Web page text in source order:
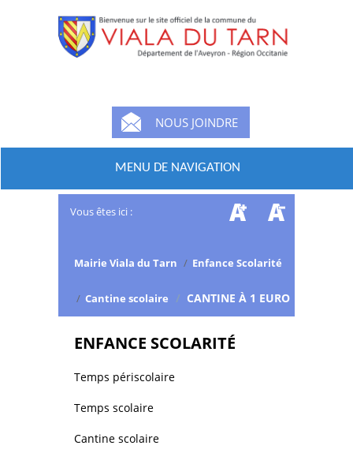
NOUS JOINDRE
MENU DE NAVIGATION
Vous êtes ici :
Mairie Viala du Tarn / Enfance Scolarité
/ Cantine scolaire / CANTINE À 1 EURO
ENFANCE SCOLARITÉ
Temps périscolaire
Temps scolaire
Cantine scolaire